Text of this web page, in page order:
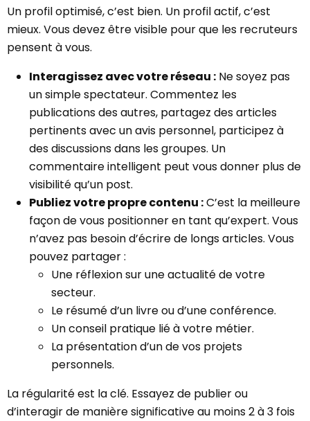
Un profil optimisé, c’est bien. Un profil actif, c’est
mieux. Vous devez être visible pour que les recruteurs
pensent à vous.
Interagissez avec votre réseau : Ne soyez pas
un simple spectateur. Commentez les
publications des autres, partagez des articles
pertinents avec un avis personnel, participez à
des discussions dans les groupes. Un
commentaire intelligent peut vous donner plus de
visibilité qu’un post.
Publiez votre propre contenu :C’est la meilleure
façon de vous positionner en tant qu’expert. Vous
n’avez pas besoin d’écrire de longs articles. Vous
pouvez partager :
Une réflexion sur une actualité de votre
secteur.
Le résumé d’un livre ou d’une conférence.
Un conseil pratique lié à votre métier.
La présentation d’un de vos projets
personnels.
La régularité est la clé. Essayez de publier ou
d’interagir de manière significative au moins 2 à 3 fois